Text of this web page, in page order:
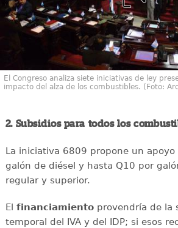
El Congreso analiza siete iniciativas de ley
impacto del alza de los combustibles. (Foto:
2. Subsidios para todos los
La iniciativa 6809 propone un
galón de diésel y hasta Q10 por
regular y superior.
El financiamientoprovendría de la
temporal del IVA y del IDP; si esos